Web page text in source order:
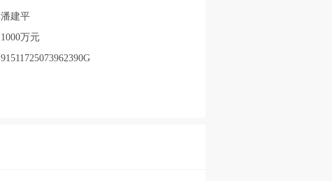
潘建平
1000万元
91511725073962390G